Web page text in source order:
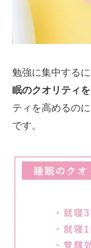
勉強に集中する
眠のクオリティ
ティを高めるの
です。